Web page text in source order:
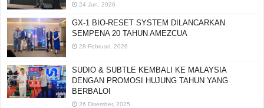
24 Jun, 2026
GX-1 BIO-RESET SYSTEM DILANCARKAN
SEMPENA 20 TAHUN AMEZCUA
28 Februari, 2026
SUDIO & SUBTLE KEMBALI KE MALAYSIA
DENGAN PROMOSI HUJUNG TAHUN YANG
BERBALOI
26 Disember, 2025